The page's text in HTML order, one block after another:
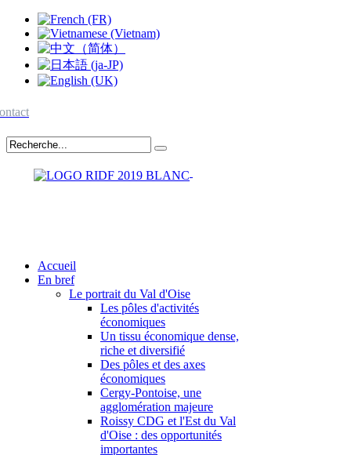
Accueil
En bref
Le portrait du Val d'Oise
Les pôles d'activités
économiques
Un tissu économique dense,
riche et diversifié
Des pôles et des axes
économiques
Cergy-Pontoise, une
agglomération majeure
Roissy CDG et l'Est du Val
d'Oise : des opportunités
importantes